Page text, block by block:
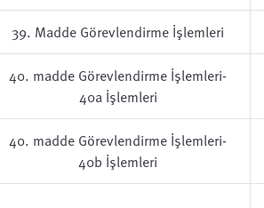
39. Madde Görevlendirme İşlemleri
40. madde Görevlendirme İşlemleri-
40a İşlemleri
40. madde Görevlendirme İşlemleri-
40b İşlemleri